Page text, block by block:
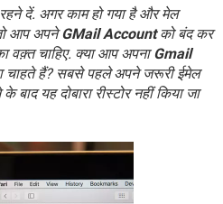
JioPhone में TikTok डाउनलोड
कंप्यूटर बस
दें. अगर काम हो गया है और मेल
आप अपनेGMail Accountको बंद कर
वक़्त चाहिए. क्या आप अपनाGmail
चाहते हैं? सबसे पहले अपने जरूरी ईमेल
यह दोबारा रीस्टोर नहीं किया जा